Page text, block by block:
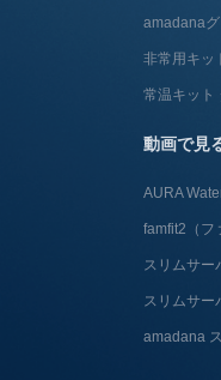
amadana
非常用キッ
常温キット
動画で見
AURA
famfit2（フ
スリムサー
スリムサ
amadana